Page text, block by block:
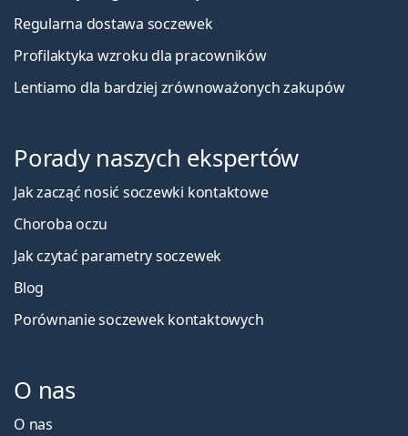
Regularna dostawa soczewek
Profilaktyka wzroku dla pracowników
Lentiamo dla bardziej zrównoważonych zakupów
Porady naszych ekspertów
Jak zacząć nosić soczewki kontaktowe
Choroba oczu
Jak czytać parametry soczewek
Blog
Porównanie soczewek kontaktowych
O nas
O nas